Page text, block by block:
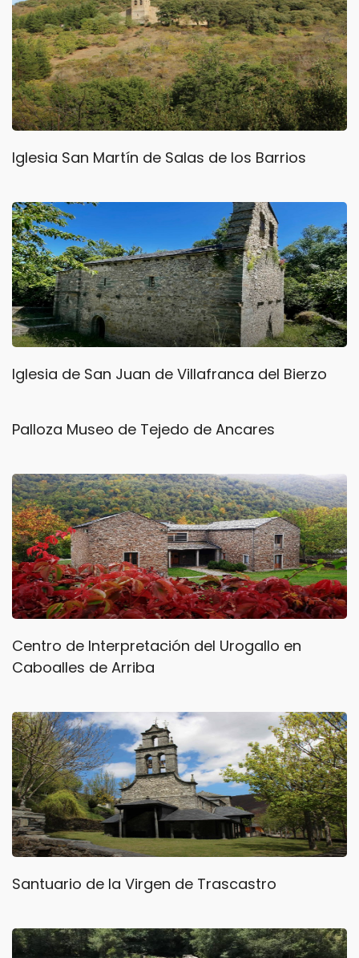
Iglesia San Martín de Salas de los Barrios
Iglesia de San Juan de Villafranca del Bierzo
Palloza Museo de Tejedo de Ancares
Centro de Interpretación del Urogallo en
Caboalles de Arriba
Santuario de la Virgen de Trascastro